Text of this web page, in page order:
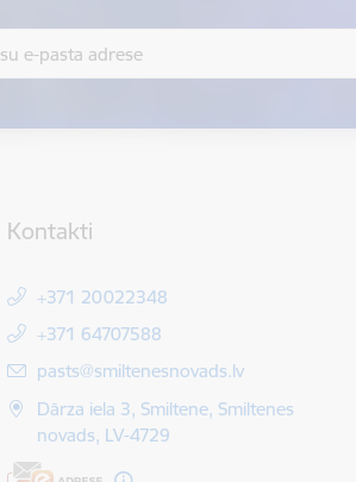
Kontakti
+371 20022348
+371 64707588
E-pasts:
pasts@smiltenesnovads.lv
Dārza iela 3, Smiltene, Smiltenes
novads, LV-4729